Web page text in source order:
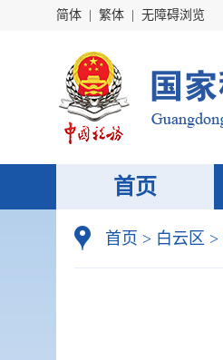
简体 繁体 无障碍浏览
首页
首页 > 白云区 >